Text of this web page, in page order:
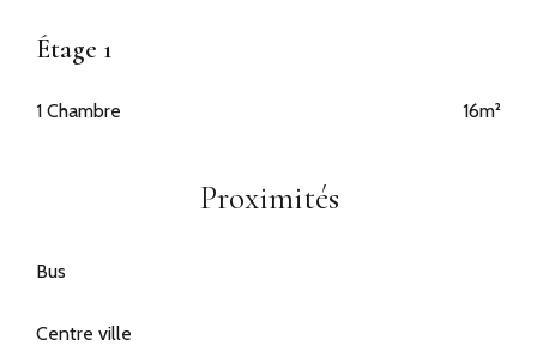
Étage 1
1 Chambre 16m²
Proximités
Bus
Centre ville